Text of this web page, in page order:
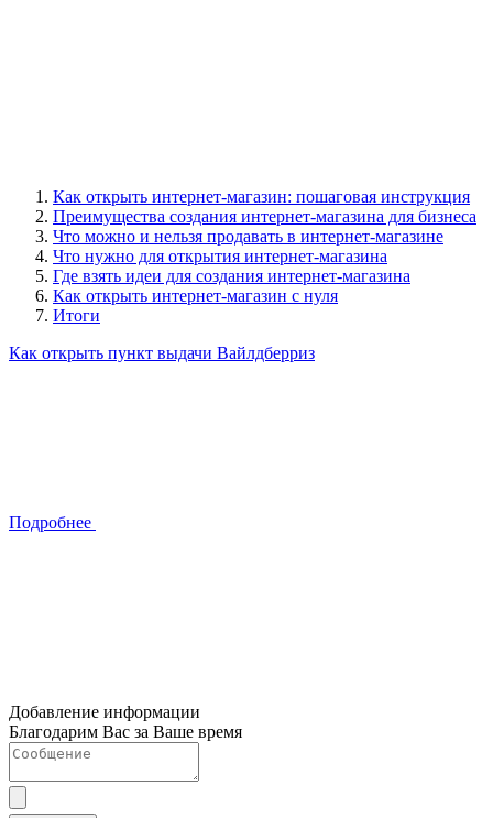
Как открыть интернет-магазин: пошаговая инструкция
Преимущества создания интернет-магазина для бизнеса
Что можно и нельзя продавать в интернет-магазине
Что нужно для открытия интернет-магазина
Где взять идеи для создания интернет-магазина
Как открыть интернет-магазин с нуля
Итоги
Как открыть пункт выдачи Вайлдберриз
Подробнее
Добавление информации
Благодарим Вас за Ваше время